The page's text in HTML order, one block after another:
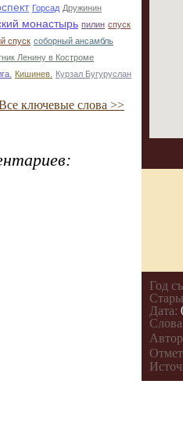
Горсад Дружинин
монастырь пилин спуск
спуск соборный ансамбль
Ленину в Костроме
Кишинев.
Курзал Бугуруслан
ключевые слова >>
Год
Дата: